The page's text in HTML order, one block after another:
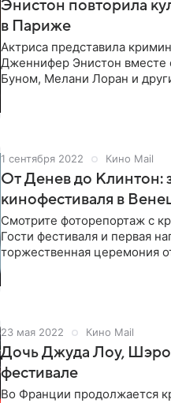
Энистон повторила
в Париже
Актриса представила
Дженнифер Энистон
Буном, Мелани Лоран и
1 сентября 2022 Кино Mail
От Денев до Клинтон:
кинофестиваля в
Смотрите фоторепортаж с
Гости фестиваля и первая
торжественная церемония
23 мая 2022 Кино Mail
Дочь Джуда Лоу,
фестивале
Во Франции продолжается